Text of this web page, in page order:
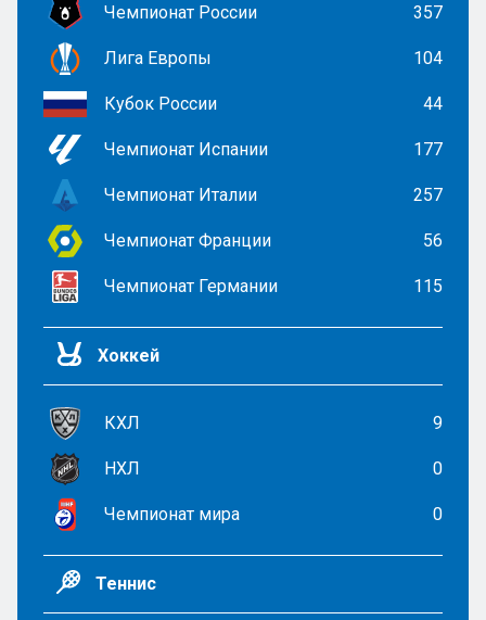
Чемпионат России 357
Лига Европы 104
Кубок России 44
Чемпионат Испании 177
Чемпионат Италии 257
Чемпионат Франции 56
Чемпионат Германии 115
Хоккей
КХЛ 9
НХЛ 0
Чемпионат мира 0
Теннис